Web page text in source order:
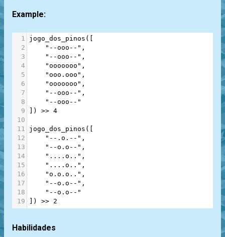
Example:
1 jogo_dos_pinos ([
2
"--ooo--" ,
3
"--ooo--" ,
4
"ooooooo" ,
5
"ooo.ooo" ,
6
"ooooooo" ,
7
"--ooo--" ,
8
"--ooo--"
9
]) >> 4
10
11
jogo_dos_pinos ([
12
"--.o.--" ,
13
"--o.o--" ,
14
"....o.." ,
15
"....o.." ,
16
"o.o.o.." ,
17
"--o.o--" ,
18
"--o.o--"
19
]) >> 2
Habilidades